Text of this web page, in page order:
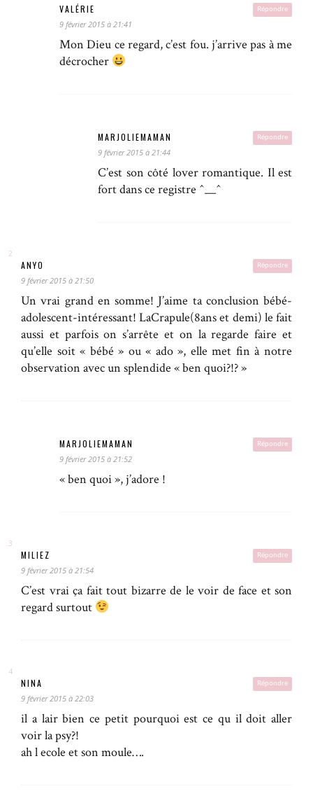
Répondre
VALÉRIE
9 février 2015 à 21:41
Mon Dieu ce regard, c’est fou. j’arrive pas à me
décrocher
Répondre
MARJOLIEMAMAN
9 février 2015 à 21:44
C’est son côté lover romantique. Il est
fort dans ce registre ^__^
Répondre
ANYO
9 février 2015 à 21:50
Un vrai grand en somme! J’aime ta conclusion bébé-
adolescent-intéressant! LaCrapule(8ans et demi) le fait
aussi et parfois on s’arrête et on la regarde faire et
qu’elle soit « bébé » ou « ado », elle met fin à notre
observation avec un splendide « ben quoi?!? »
Répondre
MARJOLIEMAMAN
9 février 2015 à 21:52
« ben quoi », j’adore !
Répondre
MILIEZ
9 février 2015 à 21:54
C’est vrai ça fait tout bizarre de le voir de face et son
regard surtout
Répondre
NINA
9 février 2015 à 22:03
il a lair bien ce petit pourquoi est ce qu il doit aller
voir la psy?!
ah l ecole et son moule….